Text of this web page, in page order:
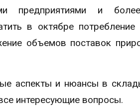
предприятиями и
в октябре потребление
объемов поставок
аспекты и нюансы в
интересующие вопросы.